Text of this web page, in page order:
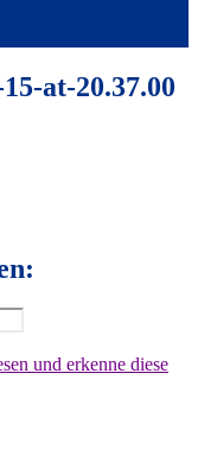
at-20.37.00
und erkenne diese